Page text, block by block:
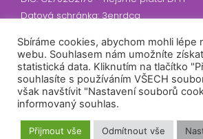
Datová schránka: 3enrdcq
Předseda: RNDr. Tomáš Řehák, Ph.D.
Číslo účtu: 2300910355/2010
Banka: Fio banka a.s.
Přihlášení odběru
Sbíráme cookies, abychom mohli lépe
webu. Souhlasem nám umožníte
statistická data. Kliknutím na tlačítko
souhlasíte s používáním VŠECH
však navštívit "Nastavení souborů
informovaný souhlas.
Přijmout vše Odmítnout vše